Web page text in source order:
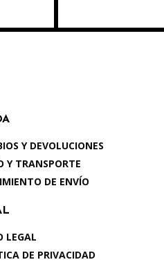
Y DEVOLUCIONES
Y TRANSPORTE
DE ENVÍO
LEGAL
DE PRIVACIDAD